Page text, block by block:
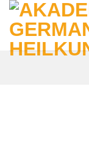
Zum
Inhalt
springen